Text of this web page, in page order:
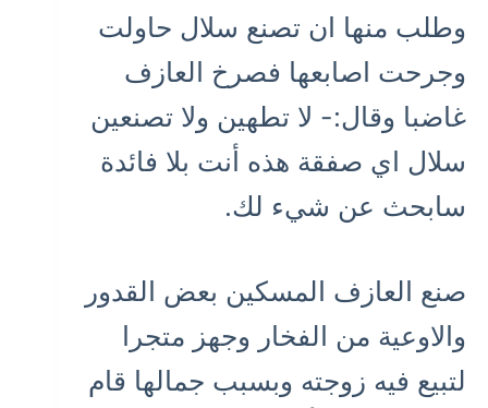
وطلب منها ان تصنع سلال حاولت
وجرحت اصابعها فصرخ العازف
غاضبا وقال:- لا تطهين ولا تصنعين
سلال اي صفقة هذه أنت بلا فائدة
سابحث عن شيء لك.
صنع العازف المسكين بعض القدور
والاوعية من الفخار وجهز متجرا
لتبيع فيه زوجته وبسبب جمالها قام